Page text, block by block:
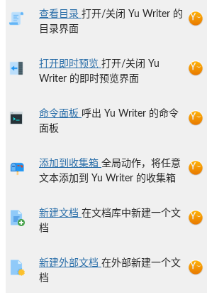
查看目录 打开/关闭 Yu Writer 的
目录界面
打开即时预览 打开/关闭 Yu
Writer 的即时预览界面
命令面板 呼出 Yu Writer 的命令
面板
添加到收集箱 全局动作，将任意
文本添加到 Yu Writer 的收集箱
新建文档 在文档库中新建一个文
档
新建外部文档 在外部新建一个文
档